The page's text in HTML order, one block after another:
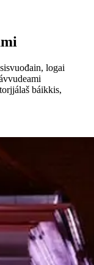
logai
báikkis,